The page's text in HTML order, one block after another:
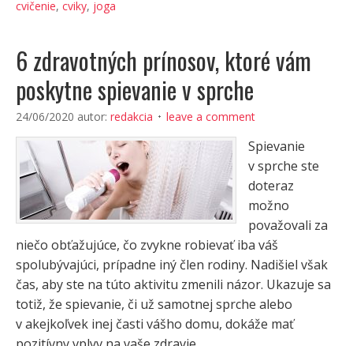
cvičenie, cviky, joga
6 zdravotných prínosov, ktoré vám
poskytne spievanie v sprche
24/06/2020 autor: redakcia leave a comment
Spievanie
v sprche ste
doteraz
možno
považovali za
niečo obťažujúce, čo zvykne robievať iba váš
spolubývajúci, prípadne iný člen rodiny. Nadišiel však
čas, aby ste na túto aktivitu zmenili názor. Ukazuje sa
totiž, že spievanie, či už samotnej sprche alebo
v akejkoľvek inej časti vášho domu, dokáže mať